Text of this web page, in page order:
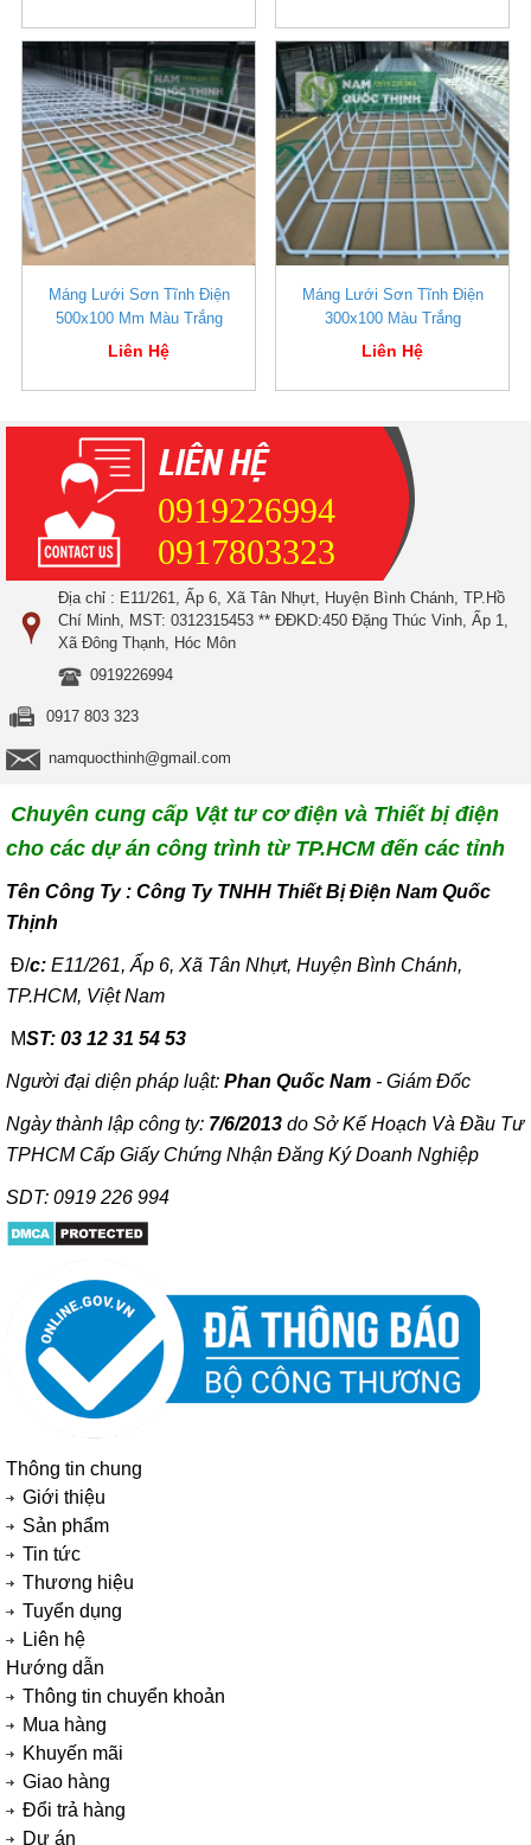
Máng Lưới Sơn Tĩnh Điện
500x100 Mm Màu Trắng
Liên Hệ
Máng Lưới Sơn Tĩnh Điện
300x100 Màu Trắng
Liên Hệ
0919226994
0917803323
Địa chỉ : E11/261, Ấp 6, Xã Tân Nhựt, Huyện Bình Chánh, TP.Hồ
Chí Minh, MST: 0312315453 ** ĐĐKD:450 Đặng Thúc Vinh, Ấp 1,
Xã Đông Thạnh, Hóc Môn
0919226994
0917 803 323
namquocthinh@gmail.com
Chuyên cung cấp Vật tư cơ điện và Thiết bị điện
cho các dự án công trình từ TP.HCM đến các tỉnh
Tên Công Ty : Công Ty TNHH Thiết Bị Điện Nam Quốc
Thịnh
Đ/c: E11/261, Ấp 6, Xã Tân Nhựt, Huyện Bình Chánh,
TP.HCM, Việt Nam
MST: 03 12 31 54 53
Người đại diện pháp luật: Phan Quốc Nam - Giám Đốc
Ngày thành lập công ty: 7/6/2013 do Sở Kế Hoạch Và Đầu Tư
TPHCM Cấp Giấy Chứng Nhận Đăng Ký Doanh Nghiệp
SDT: 0919 226 994
Thông tin chung
Giới thiệu
Sản phẩm
Tin tức
Thương hiệu
Tuyển dụng
Liên hệ
Hướng dẫn
Thông tin chuyển khoản
Mua hàng
Khuyến mãi
Giao hàng
Đổi trả hàng
Dự án